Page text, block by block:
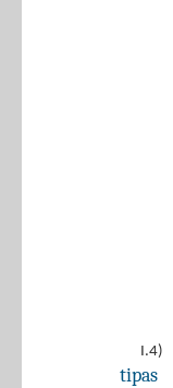
I.4)
tipas